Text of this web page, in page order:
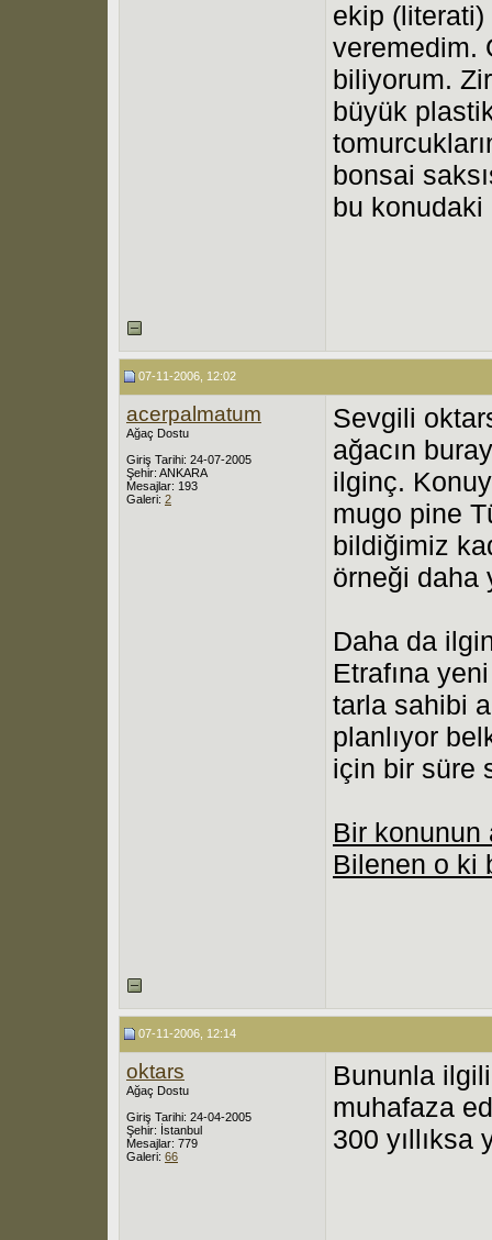
ekip (literati)
veremedim.
biliyorum.
büyük
bonsai
bu konudaki
07-11-2006, 12:02
acerpalmatum
Ağaç Dostu
Giriş Tarihi: 24-07-2005
Şehir: ANKARA
Mesajlar: 193
Galeri: 2
Sevgili
ağacın
ilginç.
mugo pine
bildiğimiz
örneği daha
Daha da
Etrafına
tarla sahibi
planlıyor
için bir süre
Bir konunun
Bilenen o ki
07-11-2006, 12:14
oktars
Ağaç Dostu
Giriş Tarihi: 24-04-2005
Şehir: İstanbul
Mesajlar: 779
Galeri: 66
Bununla
muhafaza
300 yıllıksa